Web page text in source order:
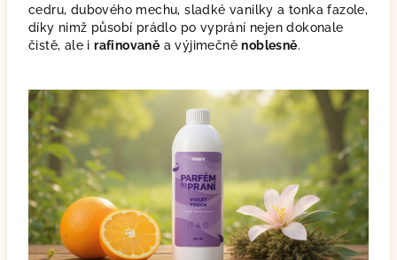
cedru, dubového mechu, sladké vanilky a tonka fazole,
díky nimž působí prádlo po vyprání nejen dokonale
čistě, ale irafinovaně a výjimečněnoblesně.